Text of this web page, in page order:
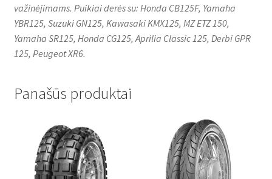
važinėjimams. Puikiai derės su: Honda CB125F, Yamaha
YBR125, Suzuki GN125, Kawasaki KMX125, MZ ETZ 150,
Yamaha SR125, Honda CG125, Aprilia Classic 125, Derbi GPR
125, Peugeot XR6.
Panašūs produktai